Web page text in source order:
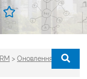
> Оновлення CRM-